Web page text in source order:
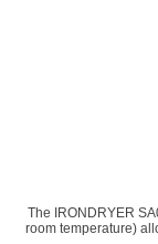
The IRONDRYER
room temperature)